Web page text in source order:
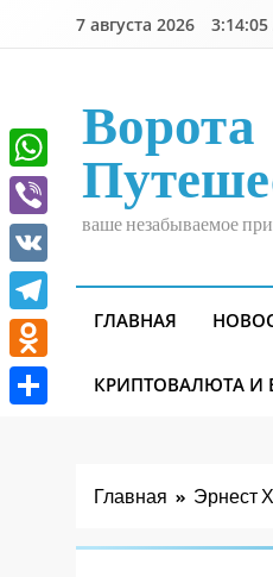
7 августа 2026 3:14:06
Ворота
ваше незабываемое
ГЛАВНАЯ
КРИПТОВАЛЮТА И
Главная Эрнест
WhatsApp
Viber
VK
Telegram
Odnoklassniki